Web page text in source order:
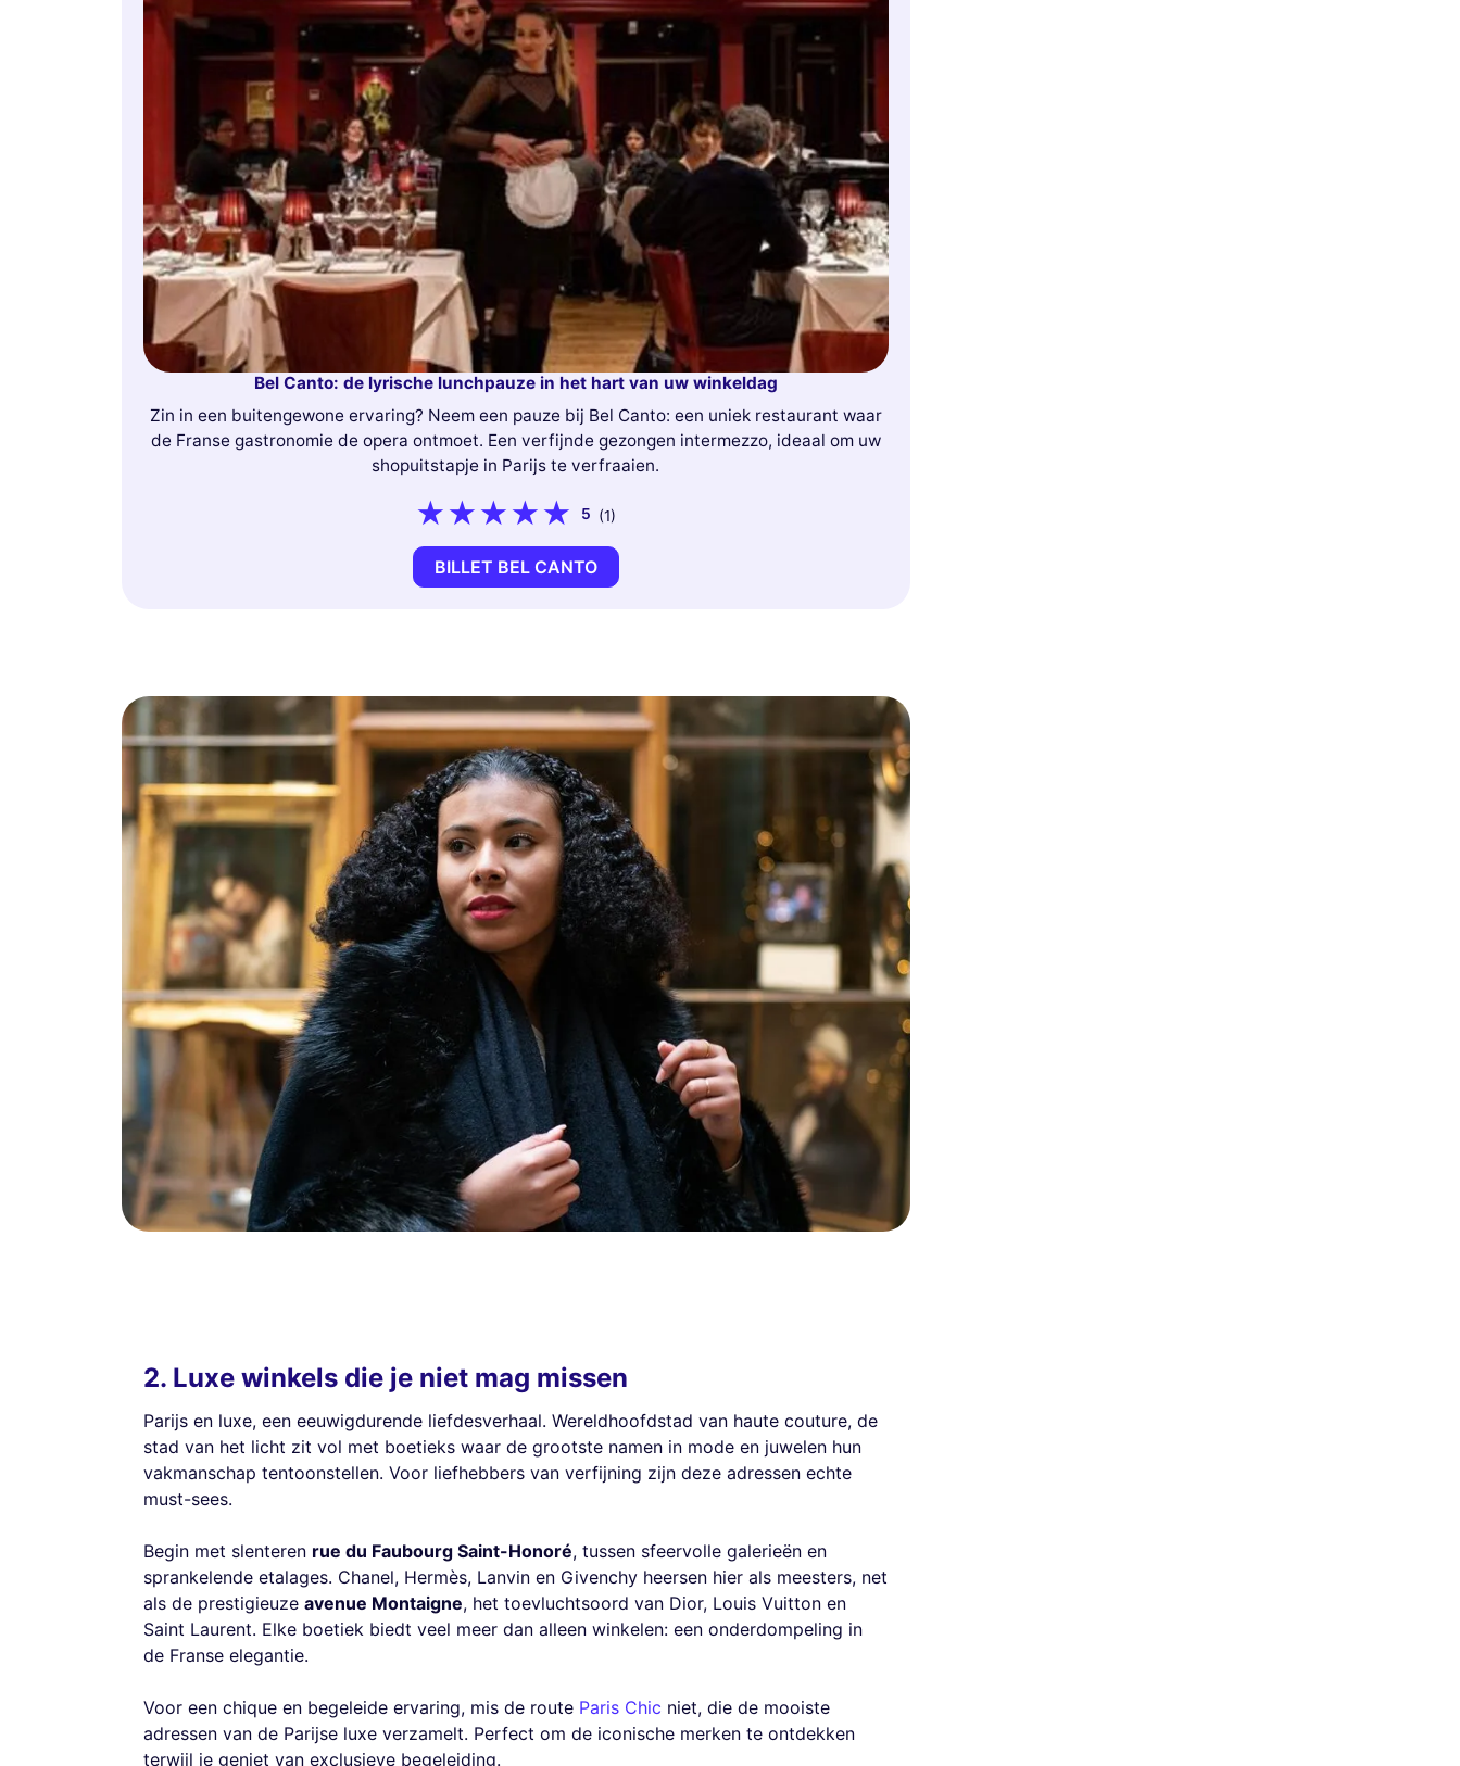
Bel Canto: de lyrische lunchpauze in het hart van uw winkeldag
Zin in een buitengewone ervaring? Neem een pauze bij Bel Canto: een uniek restaurant waar
de Franse gastronomie de opera ontmoet. Een verfijnde gezongen intermezzo, ideaal om uw
shopuitstapje in Parijs te verfraaien.
5 (1)
BILLET BEL CANTO
2. Luxe winkels die je niet mag missen
Parijs en luxe, een eeuwigdurende liefdesverhaal. Wereldhoofdstad van haute couture, de
stad van het licht zit vol met boetieks waar de grootste namen in mode en juwelen hun
vakmanschap tentoonstellen. Voor liefhebbers van verfijning zijn deze adressen echte
must-sees.
Begin met slenteren rue du Faubourg Saint-Honoré, tussen sfeervolle galerieën en
sprankelende etalages. Chanel, Hermès, Lanvin en Givenchy heersen hier als meesters, net
als de prestigieuze avenue Montaigne, het toevluchtsoord van Dior, Louis Vuitton en
Saint Laurent. Elke boetiek biedt veel meer dan alleen winkelen: een onderdompeling in
de Franse elegantie.
Voor een chique en begeleide ervaring, mis de route Paris Chic niet, die de mooiste
adressen van de Parijse luxe verzamelt. Perfect om de iconische merken te ontdekken
terwijl je geniet van exclusieve begeleiding.